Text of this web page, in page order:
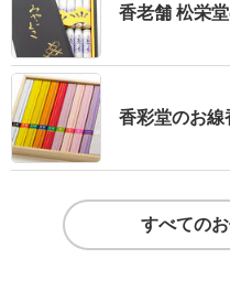
香老舗 松栄
香彩堂のお線
すべての